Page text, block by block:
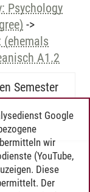
Psychology
->
(ehemals
A1.2
Semester
Google
wir
(YouTube,
Diese
Der